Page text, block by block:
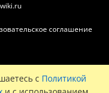
соглашение
с Политикой